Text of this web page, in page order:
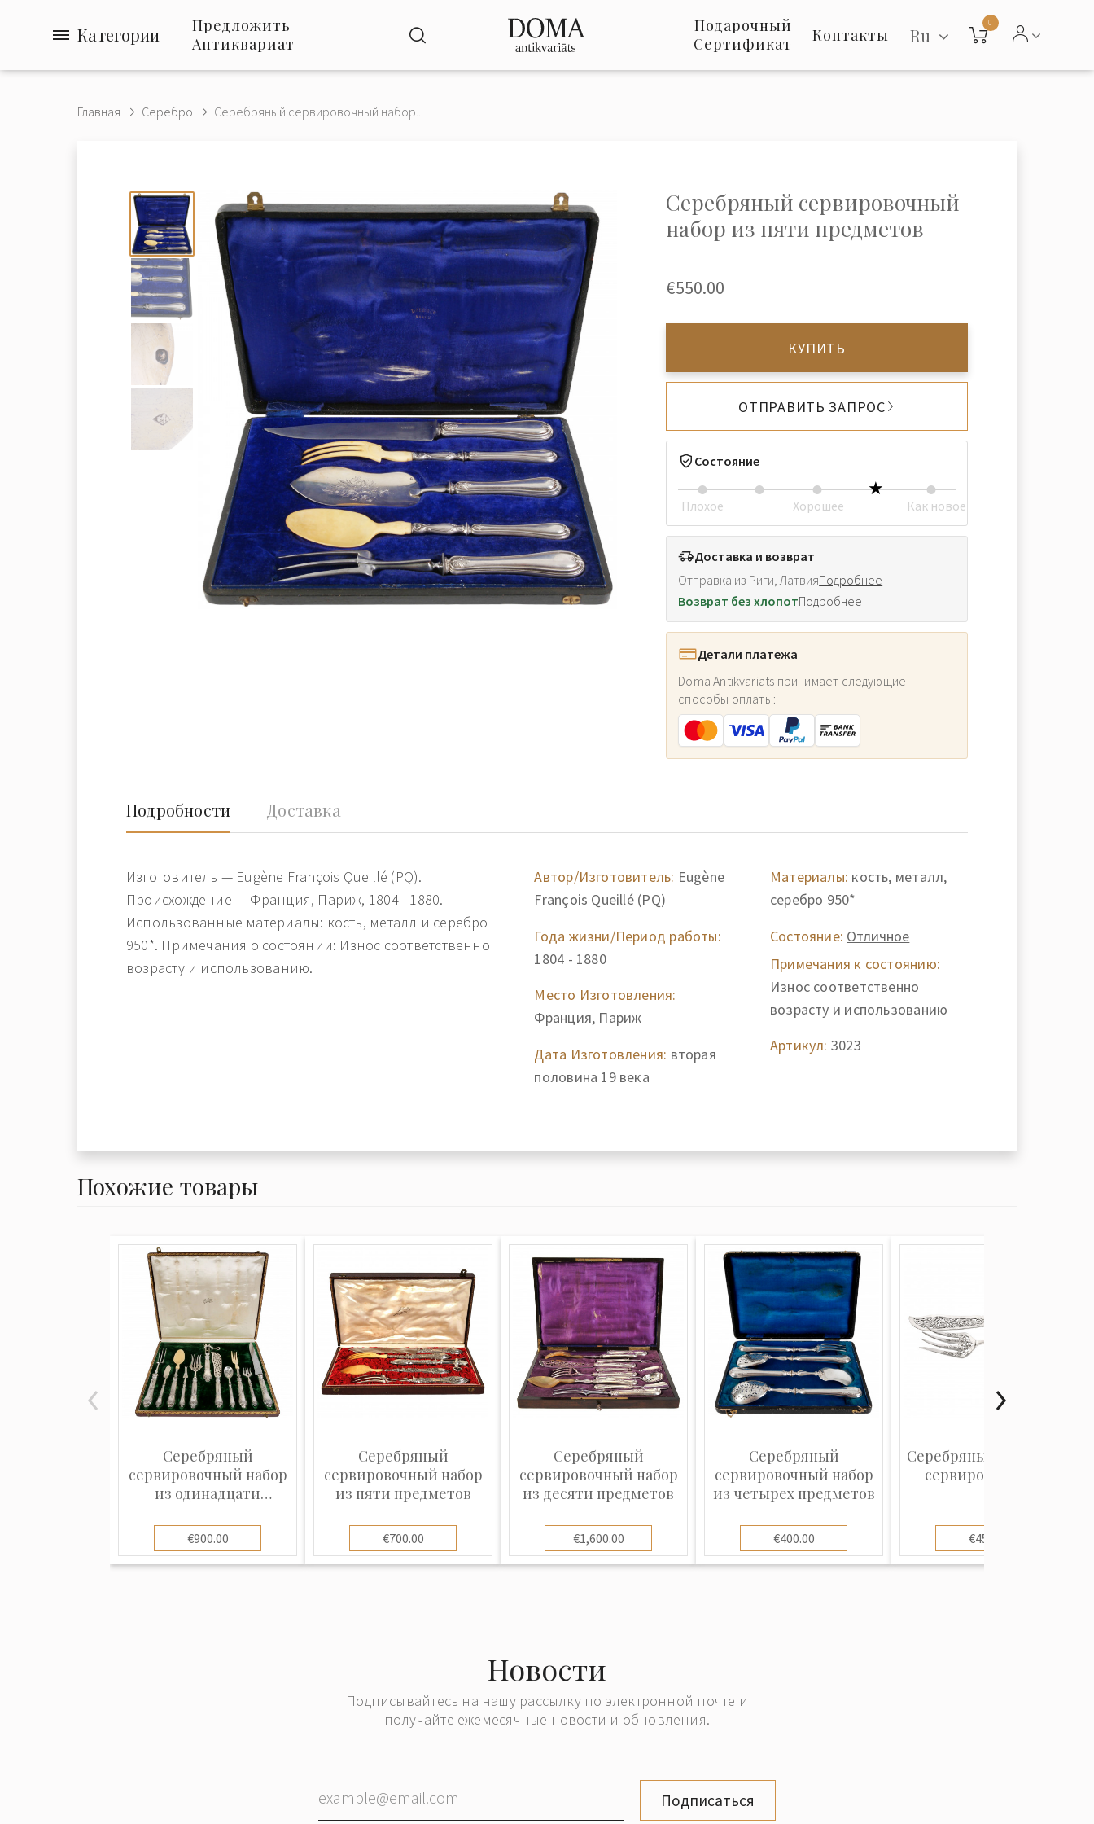
Категории
Предложить
Антиквариат
Подарочный
Сертификат
Контакты Ru
0
Главная Серебро Серебряный сервировочный набор...
Серебряный сервировочный
набор из пяти предметов
€550.00
КУПИТЬ
ОТПРАВИТЬ ЗАПРОС
Состояние
Плохое Хорошее Как новое
Доставка и возврат
Отправка из Риги, ЛатвияПодробнее
Возврат без хлопотПодробнее
Детали платежа
Doma Antikvariāts принимает следующие
способы оплаты:
Подробности Доставка
Изготовитель — Eugène François Queillé (PQ).
Происхождение — Франция, Париж, 1804 - 1880.
Использованные материалы: кость, металл и серебро
950*. Примечания о состоянии: Износ соответственно
возрасту и использованию.
Автор/Изготовитель: Eugène
François Queillé (PQ)
Года жизни/Период работы:
1804 - 1880
Место Изготовления:
Франция, Париж
Дата Изготовления: вторая
половина 19 века
Материалы: кость, металл,
серебро 950*
Состояние: Отличное
Примечания к состоянию:
Износ соответственно
возрасту и использованию
Артикул: 3023
Похожие товары
Серебряный
сервировочный набор
из одинадцати
€900.00
Серебряный
сервировочный набор
из пяти предметов
€700.00
Серебряный
сервировочный набор
из десяти предметов
€1,600.00
Серебряный
сервировочный набор
из четырех предметов
€400.00
Серебряный набор для
сервировки рыбы
€450.00
Новости
Подписывайтесь на нашу рассылку по электронной почте и
получайте ежемесячные новости и обновления.
Подписаться